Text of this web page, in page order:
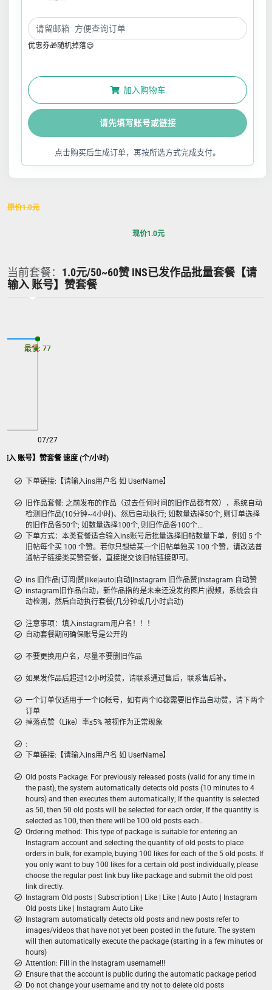
优惠券🎁随机掉落😍
加入购物车
请先填写账号或链接
点击购买后生成订单，再按所选方式完成支付。
原价1.0元
现价1.0元
当前套餐： 1.0元/50~60赞 INS已发作品批量套餐【请
输入 账号】赞套餐
入 账号】赞套餐 速度 (个/小时)
07/27
最慢: 77
最快: 77
下单链接:【请输入ins用户名 如 UserName】
旧作品套餐: 之前发布的作品（过去任何时间的旧作品都有效），系统自动
检测旧作品(10分钟~4小时)、然后自动执行; 如数量选择50个, 则订单选择
的旧作品各50个; 如数量选择100个, 则旧作品各100个...
下单方式：本类套餐适合输入ins账号后批量选择旧帖数量下单，例如 5 个
旧帖每个买 100 个赞。若你只想给某一个旧帖单独买 100 个赞，请改选普
通帖子链接类买赞套餐，直接提交该旧帖链接即可。
ins 旧作品|订阅|赞|like|auto|自动|Instagram 旧作品赞|Instagram 自动赞
instagram旧作品自动，新作品指的是未来还没发的图片|视频，系统会自
动检测，然后自动执行套餐(几分钟或几小时启动)
注意事项：填入instagram用户名！！！
自动套餐期间确保账号是公开的
不要更换用户名，尽量不要删旧作品
如果发作品后超过12小时没赞，请联系通过售后，联系售后补。
一个订单仅适用于一个IG帐号，如有两个IG都需要旧作品自动赞，请下两个
订单
掉落点赞（Like）率≤5% 被视作为正常现象
:
下单链接:【请输入ins用户名 如 UserName】
Old posts Package: For previously released posts (valid for any time in
the past), the system automatically detects old posts (10 minutes to 4
hours) and then executes them automatically; If the quantity is selected
as 50, then 50 old posts will be selected for each order; If the quantity is
selected as 100, then there will be 100 old posts each..
Ordering method: This type of package is suitable for entering an
Instagram account and selecting the quantity of old posts to place
orders in bulk, for example, buying 100 likes for each of the 5 old posts. If
you only want to buy 100 likes for a certain old post individually, please
choose the regular post link buy like package and submit the old post
link directly.
Instagram Old posts | Subscription | Like | Like | Auto | Auto | Instagram
Old posts Like | Instagram Auto Like
Instagram automatically detects old posts and new posts refer to
images/videos that have not yet been posted in the future. The system
will then automatically execute the package (starting in a few minutes or
hours)
Attention: Fill in the Instagram username!!!
Ensure that the account is public during the automatic package period
Do not change your username and try not to delete old posts